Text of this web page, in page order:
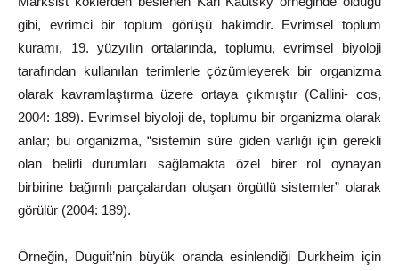
gibi, evrimci bir toplum görüşü hakimdir. Evrimsel toplum
kuramı, 19. yüzyılın ortalarında, toplumu, evrimsel biyoloji
tarafından kullanılan terimlerle çözümleyerek bir organizma
olarak kavramlaştırma üzere ortaya çıkmıştır (Callini- cos,
2004: 189). Evrimsel biyoloji de, toplumu bir organizma olarak
anlar; bu organizma, “sistemin süre giden varlığı için gerekli
olan belirli durumları sağlamakta özel birer rol oynayan
birbirine bağımlı parçalardan oluşan örgütlü sistemler” olarak
görülür (2004: 189).
Örneğin, Duguit’nin büyük oranda esinlendiği Durkheim için